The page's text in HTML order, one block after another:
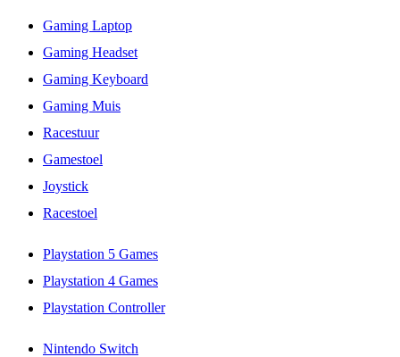
Gaming Laptop
Gaming Headset
Gaming Keyboard
Gaming Muis
Racestuur
Gamestoel
Joystick
Racestoel
Playstation 5 Games
Playstation 4 Games
Playstation Controller
Nintendo Switch